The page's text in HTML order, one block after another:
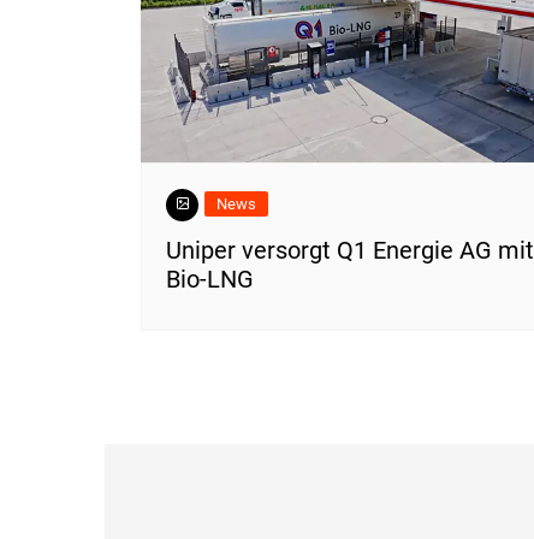
News
Uniper versorgt Q1 Energie AG mit
Bio-LNG